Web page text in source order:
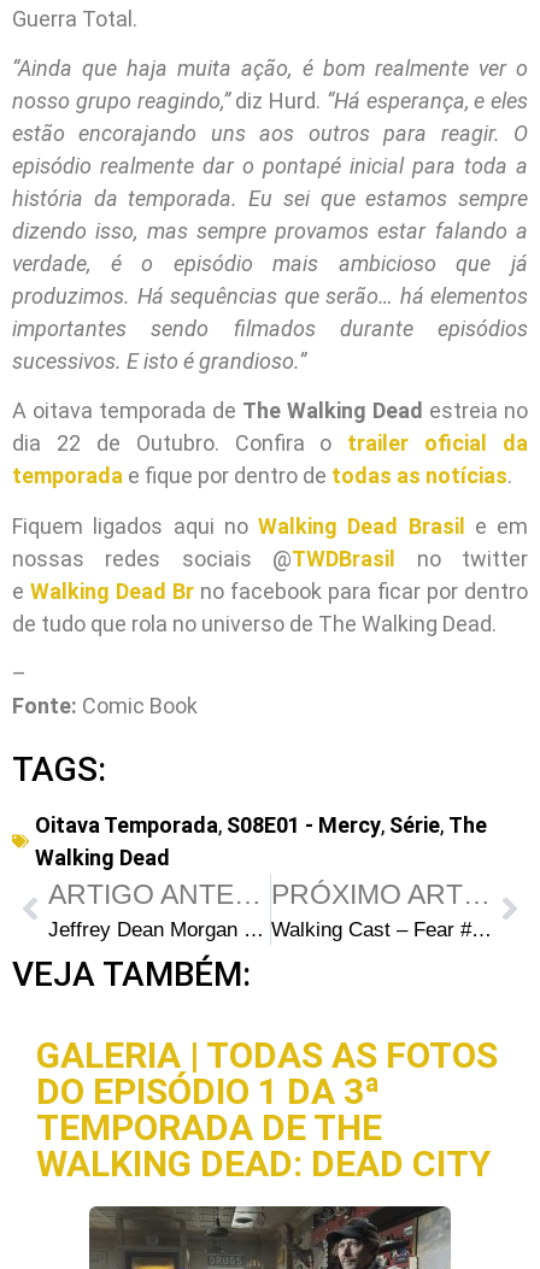
Guerra Total.
“Ainda que haja muita ação, é bom realmente ver o
nosso grupo reagindo,”diz Hurd. “Há esperança, e eles
estão encorajando uns aos outros para reagir. O
episódio realmente dar o pontapé inicial para toda a
história da temporada. Eu sei que estamos sempre
dizendo isso, mas sempre provamos estar falando a
verdade, é o episódio mais ambicioso que já
produzimos. Há sequências que serão… há elementos
importantes sendo filmados durante episódios
sucessivos. E isto é grandioso.”
A oitava temporada de The Walking Dead estreia no
dia 22 de Outubro. Confira o trailer oficial da
temporada e fique por dentro de todas as notícias.
Fiquem ligados aqui no Walking Dead Brasil e em
nossas redes sociais @TWDBrasil no twitter
e Walking Dead Br no facebook para ficar por dentro
de tudo que rola no universo de The Walking Dead.
–
Fonte: Comic Book
TAGS:
Oitava Temporada, S08E01 - Mercy, Série, The
Walking Dead
ARTIGO ANTERIOR
Jeffrey Dean Morgan quer a história da origem de Negan contada em um episódio de The Walking Dead
PRÓXIMO ARTIGO
Walking Cast – Fear #27 – Episódios S03E15: Things Bad Begun e S03E16: Sleigh Ride
VEJA TAMBÉM:
GALERIA | TODAS AS FOTOS
DO EPISÓDIO 1 DA 3ª
TEMPORADA DE THE
WALKING DEAD: DEAD CITY